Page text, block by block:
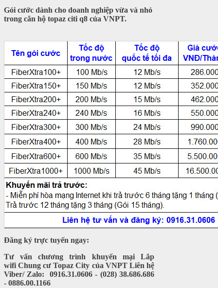
Gói cước dành cho doanh nghiệp vừa và nhỏ
trong căn hộ topaz citi q8 của VNPT.
Đăng ký trực tuyến ngay:
Tư vấn chương trình khuyến mại Lắp
wifi Chung cư Topaz City của VNPT Liên hệ
Viber/ Zalo: 0916.31.0606 - (028) 38.686.686
- 0886.00.1166